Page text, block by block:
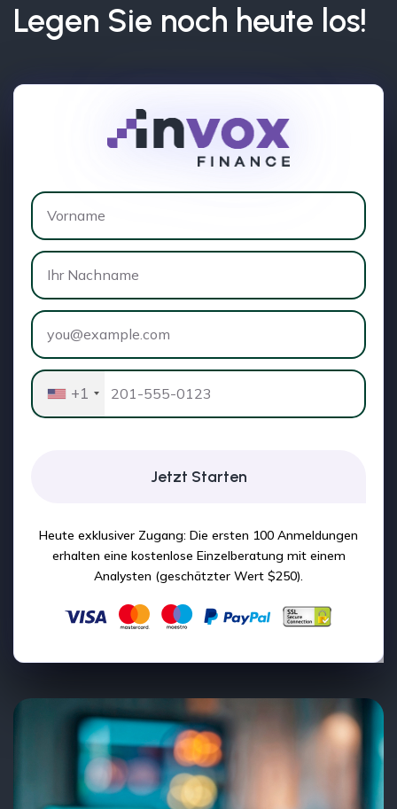
Legen Sie noch heute los!
+1
Jetzt Starten
Heute exklusiver Zugang: Die ersten 100 Anmeldungen
erhalten eine kostenlose Einzelberatung mit einem
Analysten (geschätzter Wert $250).